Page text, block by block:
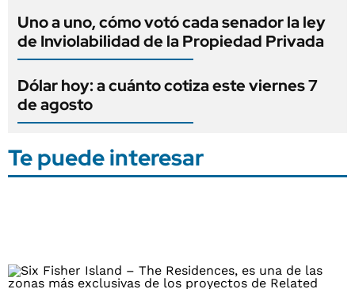
Uno a uno, cómo votó cada senador la ley
de Inviolabilidad de la Propiedad Privada
Dólar hoy: a cuánto cotiza este viernes 7
de agosto
Te puede interesar